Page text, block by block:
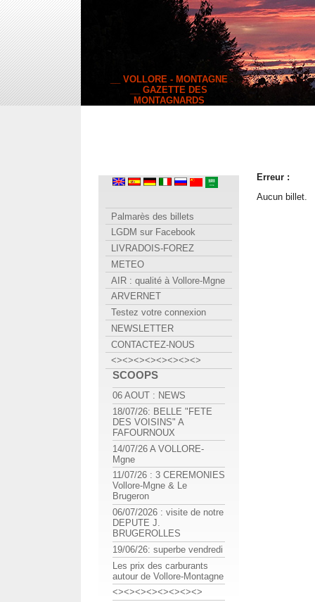
__ VOLLORE - MONTAGNE
__ GAZETTE DES
MONTAGNARDS
Erreur :
Aucun billet.
Palmarès des billets
LGDM sur Facebook
LIVRADOIS-FOREZ
METEO
AIR : qualité à Vollore-Mgne
ARVERNET
Testez votre connexion
NEWSLETTER
CONTACTEZ-NOUS
<><><><><><><><>
SCOOPS
06 AOUT : NEWS
18/07/26: BELLE "FETE
DES VOISINS" A
FAFOURNOUX
14/07/26 A VOLLORE-
Mgne
11/07/26 : 3 CEREMONIES
Vollore-Mgne & Le
Brugeron
06/07/2026 : visite de notre
DEPUTE J.
BRUGEROLLES
19/06/26: superbe vendredi
Les prix des carburants
autour de Vollore-Montagne
<><><><><><><><>